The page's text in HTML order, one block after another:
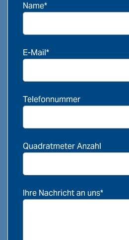
Name*
E-Mail*
Telefonnummer
Quadratmeter Anzahl
Ihre Nachricht an uns*